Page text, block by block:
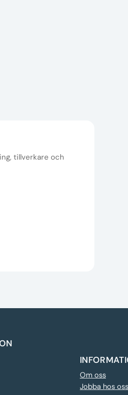
tillverkare och
Om oss
Jobba hos oss